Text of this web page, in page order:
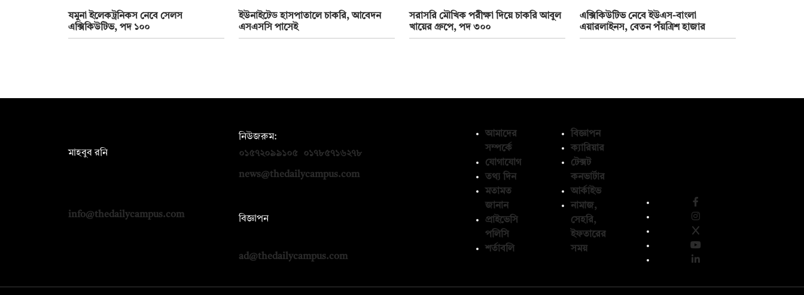
যমুনা ইলেকট্রনিকস নেবে সেলস
এক্সিকিউটিভ, পদ ১০০
ইউনাইটেড হাসপাতালে চাকরি, আবেদন
এসএসসি পাসেই
সরাসরি মৌখিক পরীক্ষা দিয়ে চাকরি আবুল
খায়ের গ্রুপে, পদ ৩০০
এক্সিকিউটিভ নেবে ইউএস-বাংলা
এয়ারলাইনস, বেতন পঁয়ত্রিশ হাজার
মাহবুব রনি
info@thedailycampus.com
নিউজরুম:
০১৫৭২০৯৯১০৫
০১৭৮৫৭১৬২৭৮
news@thedailycampus.com
বিজ্ঞাপন
ad@thedailycampus.com
আমাদের
সম্পর্কে
যোগাযোগ
তথ্য দিন
মতামত
জানান
প্রাইভেসি
পলিসি
শর্তাবলি
বিজ্ঞাপন
ক্যারিয়ার
টেক্সট
কনভার্টার
আর্কাইভ
নামাজ,
সেহরি,
ইফতারের
সময়